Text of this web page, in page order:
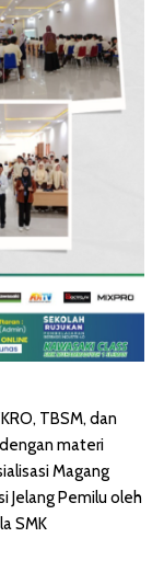
TBSM, dan
materi
Magang
Jelang Pemilu oleh
SMK